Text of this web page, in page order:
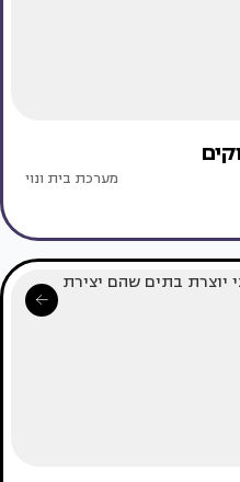
מערכת בית ונוי